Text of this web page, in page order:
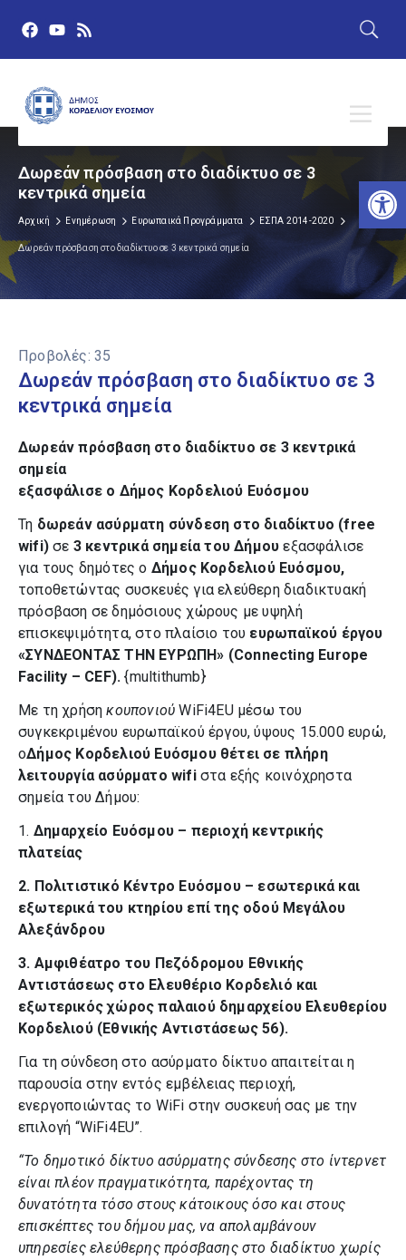
Δωρεάν πρόσβαση στο διαδίκτυο σε 3
κεντρικά σημεία
Αρχική Ενημέρωση Ευρωπαικά Προγράμματα ΕΣΠΑ 2014-2020
Δωρεάν πρόσβαση στο διαδίκτυο σε 3 κεντρικά σημεία
Προβολές: 35
Δωρεάν πρόσβαση στο διαδίκτυο σε 3
κεντρικά σημεία
Δωρεάν πρόσβαση στο διαδίκτυο σε 3 κεντρικά
σημεία
εξασφάλισε ο Δήμος Κορδελιού Ευόσμου
Τη δωρεάν ασύρματη σύνδεση στο διαδίκτυο (free
wifi)σε 3 κεντρικά σημεία του Δήμου εξασφάλισε
για τους δημότες ο Δήμος Κορδελιού Ευόσμου,
τοποθετώντας συσκευές για ελεύθερη διαδικτυακή
πρόσβαση σε δημόσιους χώρους με υψηλή
επισκεψιμότητα, στο πλαίσιο του ευρωπαϊκού έργου
«ΣΥΝΔΕΟΝΤΑΣ ΤΗΝ ΕΥΡΩΠΗ» (Connecting Europe
Facility – CEF).{multithumb}
Με τη χρήσηκουπονιούWiFi4EU μέσω του
συγκεκριμένου ευρωπαϊκού έργου, ύψους 15.000 ευρώ,
οΔήμος Κορδελιού Ευόσμου θέτει σε πλήρη
λειτουργία ασύρματοwifiστα εξής κοινόχρηστα
σημεία του Δήμου:
1. Δημαρχείο Ευόσμου – περιοχή κεντρικής
πλατείας
2. Πολιτιστικό Κέντρο Ευόσμου – εσωτερικά και
εξωτερικά του κτηρίου επί της οδού Μεγάλου
Αλεξάνδρου
3. Αμφιθέατρο του Πεζόδρομου Εθνικής
Αντιστάσεως στο Ελευθέριο Κορδελιό και
εξωτερικός χώρος παλαιού δημαρχείου Ελευθερίου
Κορδελιού (Εθνικής Αντιστάσεως 56).
Για τη σύνδεση στο ασύρματο δίκτυο απαιτείται η
παρουσία στην εντός εμβέλειας περιοχή,
ενεργοποιώντας το WiFi στην συσκευή σας με την
επιλογή “WiFi4EU”.
“Το δημοτικό δίκτυο ασύρματης σύνδεσης στο ίντερνετ
είναι πλέον πραγματικότητα, παρέχοντας τη
δυνατότητα τόσο στους κάτοικους όσο και στους
επισκέπτες του δήμου μας, να απολαμβάνουν
υπηρεσίες ελεύθερης πρόσβασης στο διαδίκτυο χωρίς